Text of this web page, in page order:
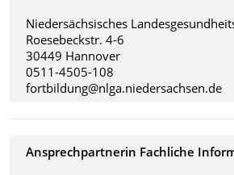
Niedersächsisches
Roesebeckstr. 4-6
30449 Hannover
0511-4505-108
fortbildung@nlga.niedersachsen.de
Ansprechpartnerin Fachliche